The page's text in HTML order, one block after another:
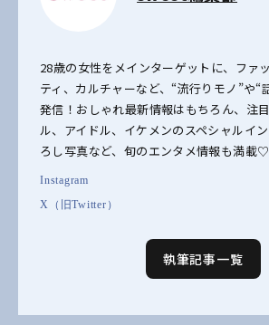
28歳の女性をメインターゲットに、ファ
ティ、カルチャーなど、“流行りモノ”や“
発信！おしゃれ最新情報はもちろん、注
ル、アイドル、イケメンのスペシャルイ
ろし写真など、旬のエンタメ情報も満載♡
Instagram
X（旧Twitter）
執筆記事一覧